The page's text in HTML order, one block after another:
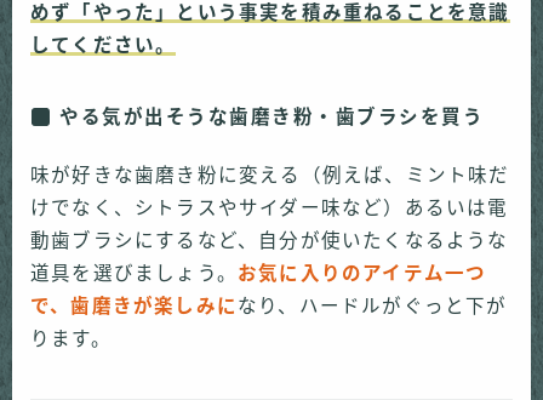
めず「やった」という事実を積み重ねることを意識
してください。
やる気が出そうな歯磨き粉・歯ブラシを買う
味が好きな歯磨き粉に変える（例えば、ミント味だ
けでなく、シトラスやサイダー味など）あるいは電
動歯ブラシにするなど、自分が使いたくなるような
道具を選びましょう。 お気に入りのアイテム一つ
で、歯磨きが楽しみに なり、ハードルがぐっと下が
ります。